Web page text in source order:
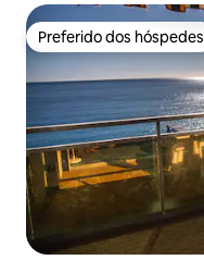
Preferido dos hóspedes
Preferido dos hóspedes